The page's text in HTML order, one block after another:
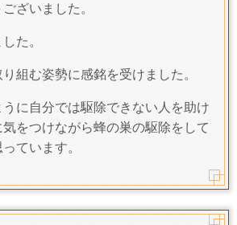
ざいました。
た。
組む姿勢に感銘を受けました。
に自分では駆除できない人を助け
をつけながら蜂の巣の駆除をして
ています。